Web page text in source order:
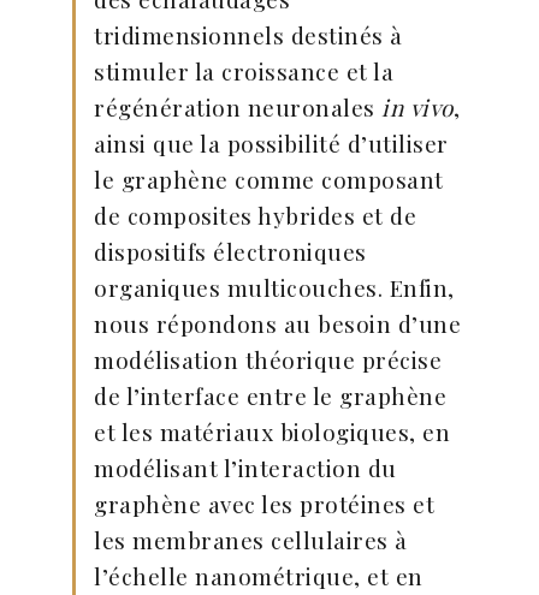
tridimensionnels destinés à
stimuler la croissance et la
régénération neuronales in vivo,
ainsi que la possibilité d’utiliser
le graphène comme composant
de composites hybrides et de
dispositifs électroniques
organiques multicouches. Enfin,
nous répondons au besoin d’une
modélisation théorique précise
de l’interface entre le graphène
et les matériaux biologiques, en
modélisant l’interaction du
graphène avec les protéines et
les membranes cellulaires à
l’échelle nanométrique, et en